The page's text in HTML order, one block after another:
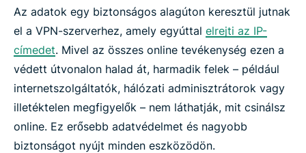
Az adatok egy biztonságos alagúton keresztül jutnak
el a VPN-szerverhez, amely egyúttal elrejti az IP-
címedet. Mivel az összes online tevékenység ezen a
védett útvonalon halad át, harmadik felek – például
internetszolgáltatók, hálózati adminisztrátorok vagy
illetéktelen megfigyelők – nem láthatják, mit csinálsz
online. Ez erősebb adatvédelmet és nagyobb
biztonságot nyújt minden eszközödön.